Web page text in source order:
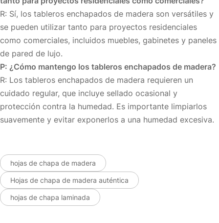
R: Sí, los tableros enchapados de madera son versátiles y
se pueden utilizar tanto para proyectos residenciales
como comerciales, incluidos muebles, gabinetes y paneles
de pared de lujo.
P: ¿Cómo mantengo los tableros enchapados de madera?
R: Los tableros enchapados de madera requieren un
cuidado regular, que incluye sellado ocasional y
protección contra la humedad. Es importante limpiarlos
suavemente y evitar exponerlos a una humedad excesiva.
hojas de chapa de madera
Hojas de chapa de madera auténtica
hojas de chapa laminada